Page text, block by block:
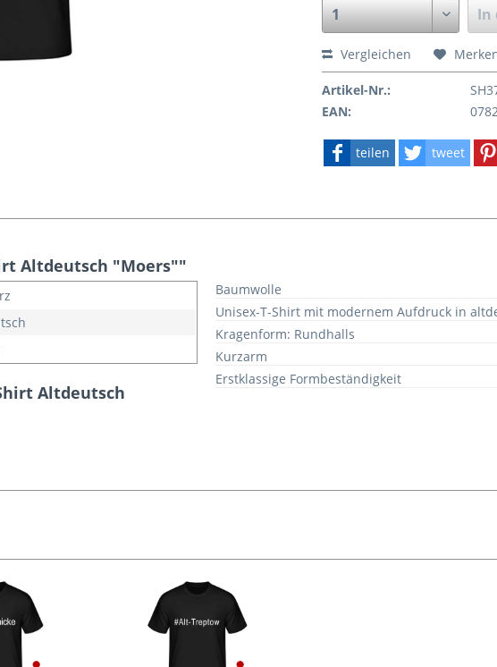
In
Vergleichen
Artikel-Nr.:
EAN:
teilen tweet
Altdeutsch "Moers""
Baumwolle
Unisex-T-Shirt mit modernem Aufdruck in
Kragenform: Rundhalls
Kurzarm
Erstklassige Formbeständigkeit
Altdeutsch